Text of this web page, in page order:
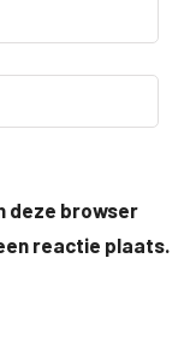
deze browser
reactie plaats.